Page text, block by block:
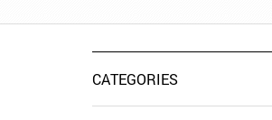
CATEGORIES